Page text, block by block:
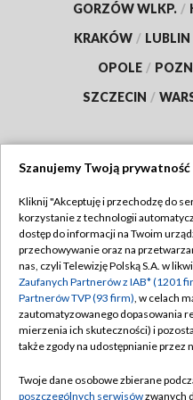
GORZÓW WLKP. /
KRAKÓW / LUBLIN
OPOLE /
SZCZECIN /
Abonament TVP
Emisja w TVP
Centrum informacji TVP
Naziemna Telewizja
Rada Programowa
Szanujemy Twoją prywatność
Kliknij "Akceptuję i przechodzę do
korzystanie z technologii
dostęp do informacji na Twoim
przechowywanie oraz na
nas, czyli Telewizję Polską S.A. w
Zaufanych Partnerów z IAB* (1201
Partnerów TVP (93 firm), w celach
zautomatyzowanego dopasowania
mierzenia ich skuteczności) i
także zgody na udostępnianie przez
Twoje dane osobowe zbierane
poszczególnych serwisówzwanych